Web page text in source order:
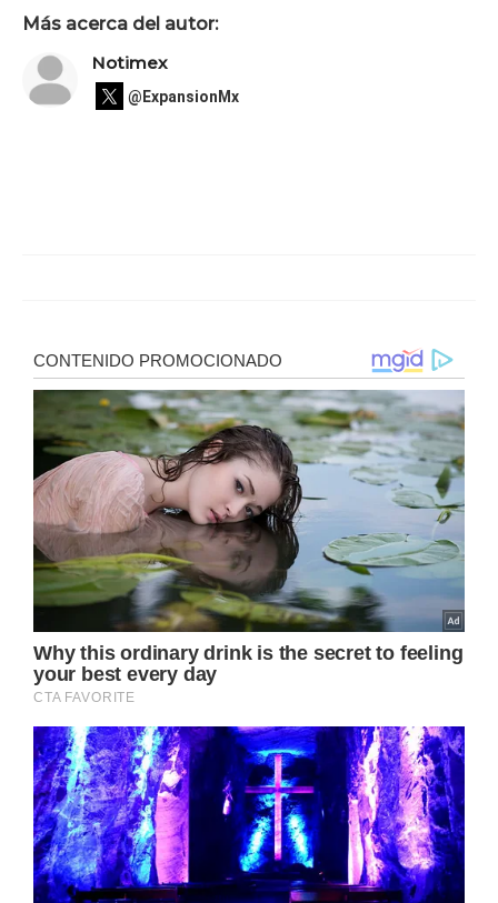
Más acerca del autor:
Notimex
@ExpansionMx